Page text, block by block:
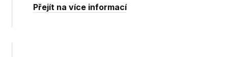
Přejít na více informací